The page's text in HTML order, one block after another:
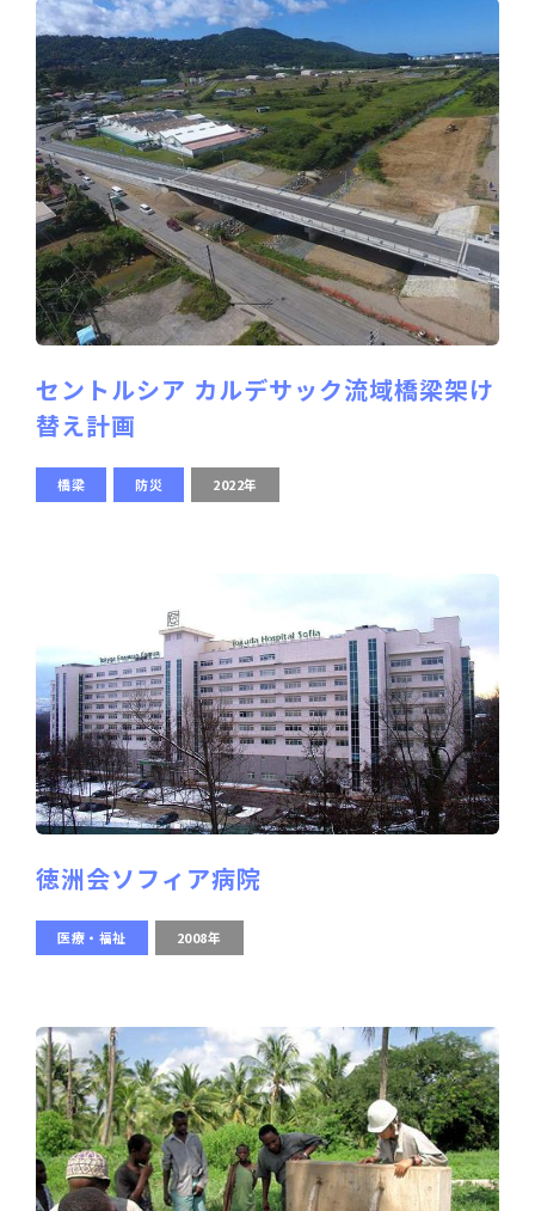
セントルシア カルデサック流域橋梁架け
替え計画
橋梁 防災 2022年
徳洲会ソフィア病院
医療・福祉 2008年